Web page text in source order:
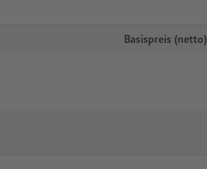
Basispreis (netto)